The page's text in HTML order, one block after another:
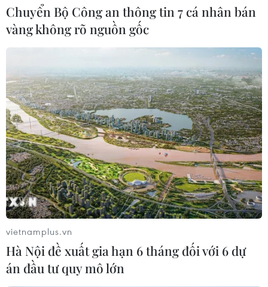
Chuyển Bộ Công an thông tin 7 cá nhân bán
vàng không rõ nguồn gốc
vietnamplus.vn
Hà Nội đề xuất gia hạn 6 tháng đối với 6 dự
án đầu tư quy mô lớn